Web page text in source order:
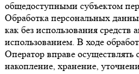
общедоступными субъектом
Обработка персональных
как без использования средств
использованием. В ходе
Оператор вправе осуществлять
накопление, хранение,